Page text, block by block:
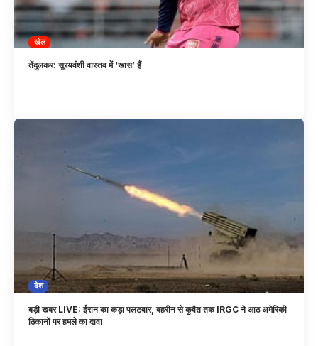
खेल
तेंदुलकर: सूरयवंशी वास्तव में ‘खास’ हैं
देश
बड़ी खबर LIVE: ईरान का कड़ा पलटवार, बहरीन से कुवैत तक IRGC ने आठ अमेरिकी
ठिकानों पर हमले का दावा